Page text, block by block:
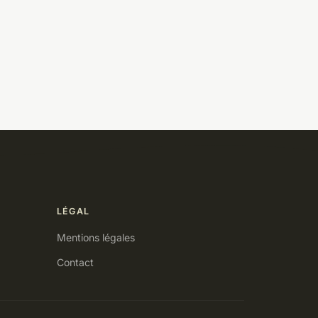
LÉGAL
Mentions légales
Contact